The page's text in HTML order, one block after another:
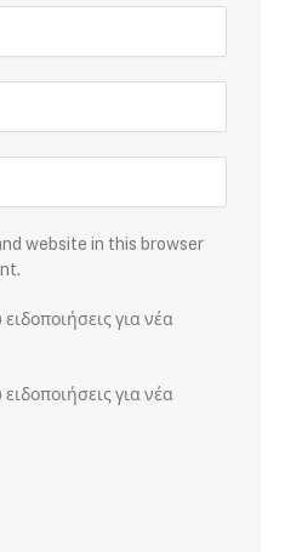
website in this browser
για νέα
για νέα